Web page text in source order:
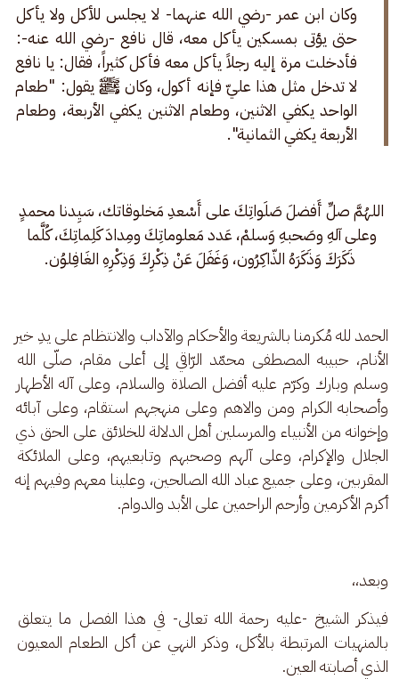
وكان ابن عمر -رضي الله عنهما- لا يجلس للأكل ولا يأكل
حتى يؤتى بمسكين يأكل معه، قال نافع -رضي الله عنه-:
فأدخلت مرة إليه رجلاً يأكل معه فأكل كثيراً، فقال: يا نافع
لا تدخل مثل هذا عليّ فإنه أكول، وكان ﷺ يقول: "طعام
الواحد يكفي الاثنين، وطعام الاثنين يكفي الأربعة، وطعام
الأربعة يكفي الثمانية".
اللهُمَّ صلِّ أَفضلَ صَلَواتِكَ على أَسْعدِ مَخلوقاتك، سَيِدنا محمدٍ
وعلى آلهِ وصَحبهِ وَسلمْ، عَدد مَعلوماتِكَ ومِدادَ كَلِماتِكَ، كُلَّما
ذَكَرَكَ وَذَكَرَهُ الذّاكِرُون، وَغَفَلَ عَنْ ذِكْرِكَ وَذِكْرِهِ الغَافِلوُن.
الحمد لله مُكرمنا بالشريعة والأحكام والآداب والانتظام على يدِ خير
الأنام، حبيبه المصطفى محمّد الرّاقي إلى أعلى مقام، صلّى الله
وسلم وبارك وكرّم عليه أفضل الصلاة والسلام، وعلى آله الأطهار
وأصحابه الكرام ومن والاهم وعلى منهجهم استقام، وعلى آبائه
وإخوانه من الأنبياء والمرسلين أهل الدلالة للخلائق على الحق ذي
الجلال والإكرام، وعلى آلهم وصحبهم وتابعيهم، وعلى الملائكة
المقربين، وعلى جميع عباد الله الصالحين، وعلينا معهم وفيهم إنه
أكرم الأكرمين وأرحم الراحمين على الأبد والدوام.
وبعد،،
فيذكر الشيخ -عليه رحمة الله تعالى- في هذا الفصل ما يتعلق
بالمنهيات المرتبطة بالأكل، وذكر النهي عن أكل الطعام المعيون
الذي أصابته العين.